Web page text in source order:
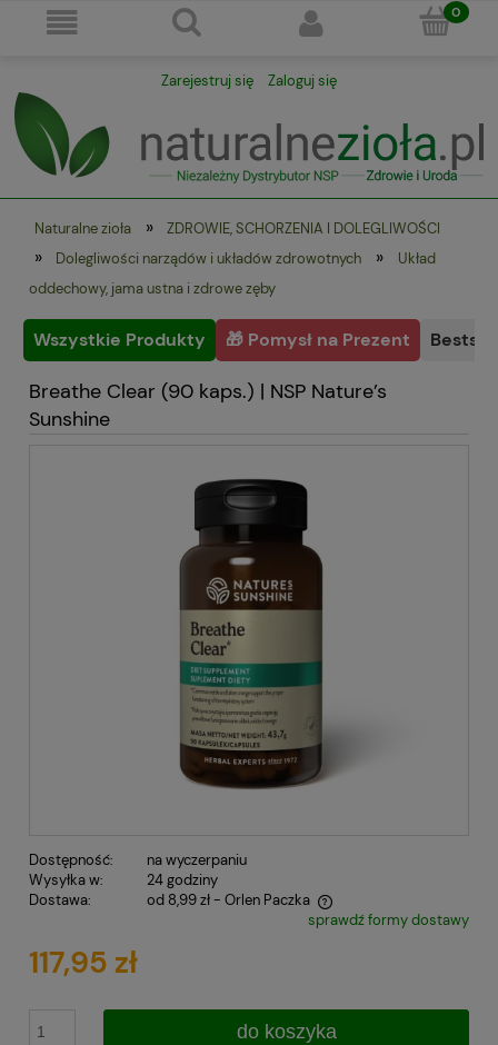
Zarejestruj się Zaloguj się
Naturalne zioła » ZDROWIE, SCHORZENIA I DOLEGLIWOŚCI
» Dolegliwości narządów i układów zdrowotnych »
Układ
oddechowy, jama ustna i zdrowe zęby
Wszystkie Produkty 🎁 Pomysł na Prezent
Breathe Clear (90 kaps.) | NSP Nature’s
Sunshine
Dostępność:
na wyczerpaniu
Wysyłka w:
24 godziny
Dostawa:
od 8,99 zł - Orlen Paczka
Cena nie zawiera ewentualnych kosztów płatnościsprawdź formy dostawy
117,95 zł
do koszyka